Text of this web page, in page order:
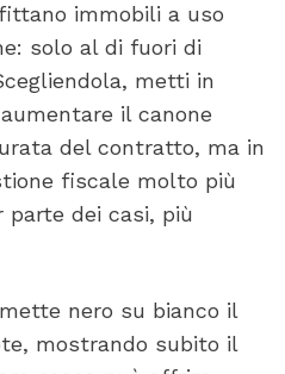
immobili a uso
solo al di fuori di
metti in
il canone
del contratto, ma in
fiscale molto più
parte dei casi, più
nero su bianco il
mostrando subito il